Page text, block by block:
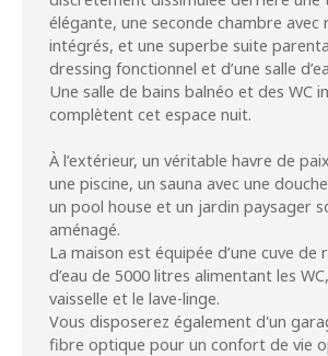
élégante, une seconde chambre avec
intégrés, et une superbe suite
dressing fonctionnel et d’une salle
Une salle de bains balnéo et des WC
complètent cet espace nuit.
À l’extérieur, un véritable havre de
une piscine, un sauna avec une
un pool house et un jardin paysager
aménagé.
La maison est équipée d’une cuve de
d’eau de 5000 litres alimentant les
vaisselle et le lave-linge.
Vous disposerez également d'un
fibre optique pour un confort de vie